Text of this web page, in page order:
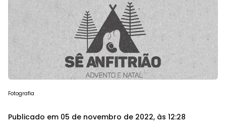
Fotografia
Publicado em 05 de novembro de 2022, às 12:28